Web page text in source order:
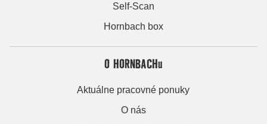
Self-Scan
Hornbach box
O HORNBACHu
Aktuálne pracovné ponuky
O nás